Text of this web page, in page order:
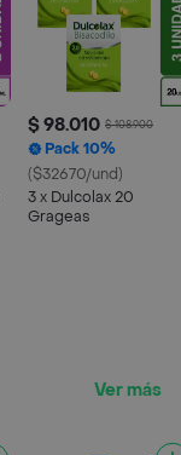
$ 98.010 $ 108.900
Pack 10%
($32670/und)
3 x Dulcolax 20
Grageas
Ver más